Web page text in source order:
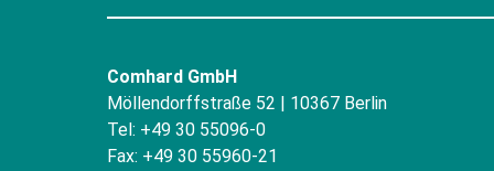
Comhard GmbH
Möllendorffstraße 52 | 10367 Berlin
Tel: +49 30 55096-0
Fax: +49 30 55960-21